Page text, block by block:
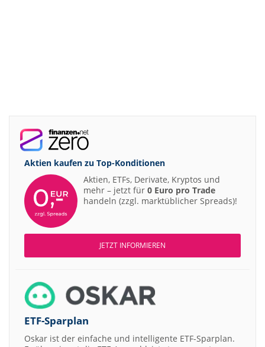
Aktien kaufen zu Top-Konditionen
Aktien, ETFs, Derivate, Kryptos und
mehr – jetzt für 0 Euro pro Trade
handeln (zzgl. marktüblicher Spreads)!
JETZT INFORMIEREN
ETF-Sparplan
Oskar ist der einfache und intelligente ETF-Sparplan.